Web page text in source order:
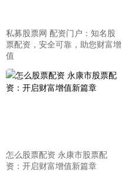
私募股票网 配资门户：知名股
票配资，安全可靠，助您财富增
值
怎么股票配资 永康市股票配
资：开启财富增值新篇章